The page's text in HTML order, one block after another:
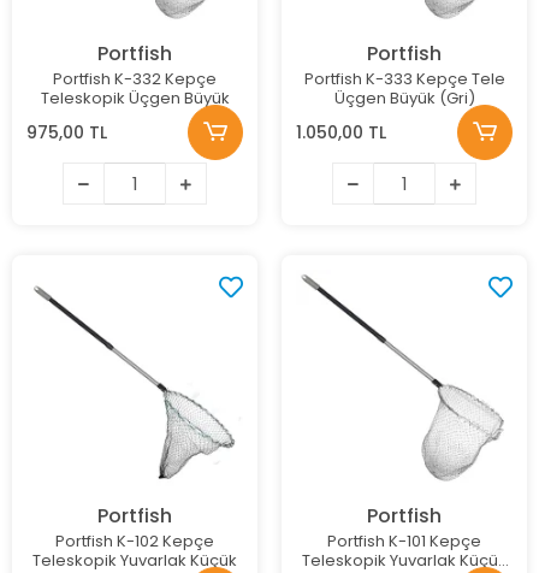
Portfish
Portfish K-332 Kepçe
Teleskopik Üçgen Büyük
975,00 TL
Portfish
Portfish K-333 Kepçe Tele
Üçgen Büyük (Gri)
1.050,00 TL
Portfish
Portfish K-102 Kepçe
Teleskopik Yuvarlak Küçük
Portfish
Portfish K-101 Kepçe
Teleskopik Yuvarlak Küçük